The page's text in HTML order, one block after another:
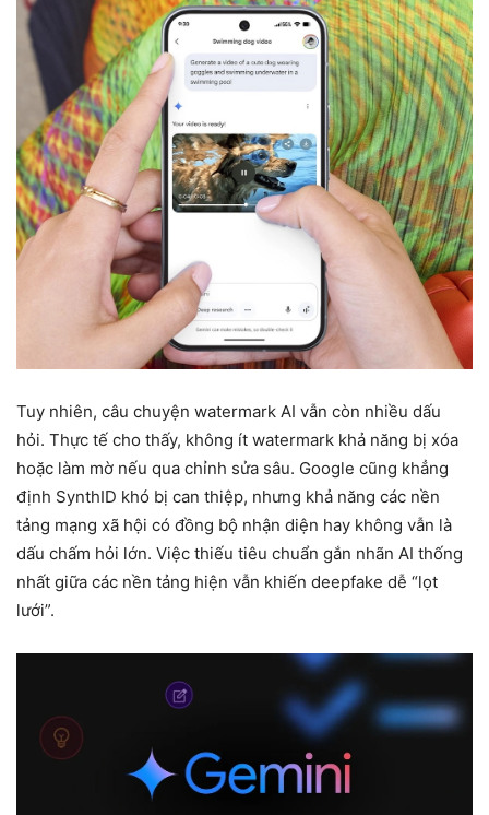
Tuy nhiên, câu chuyện watermark AI vẫn còn nhiều dấu
hỏi. Thực tế cho thấy, không ít watermark khả năng bị xóa
hoặc làm mờ nếu qua chỉnh sửa sâu. Google cũng khẳng
định SynthID khó bị can thiệp, nhưng khả năng các nền
tảng mạng xã hội có đồng bộ nhận diện hay không vẫn là
dấu chấm hỏi lớn. Việc thiếu tiêu chuẩn gắn nhãn AI thống
nhất giữa các nền tảng hiện vẫn khiến deepfake dễ “lọt
lưới”.